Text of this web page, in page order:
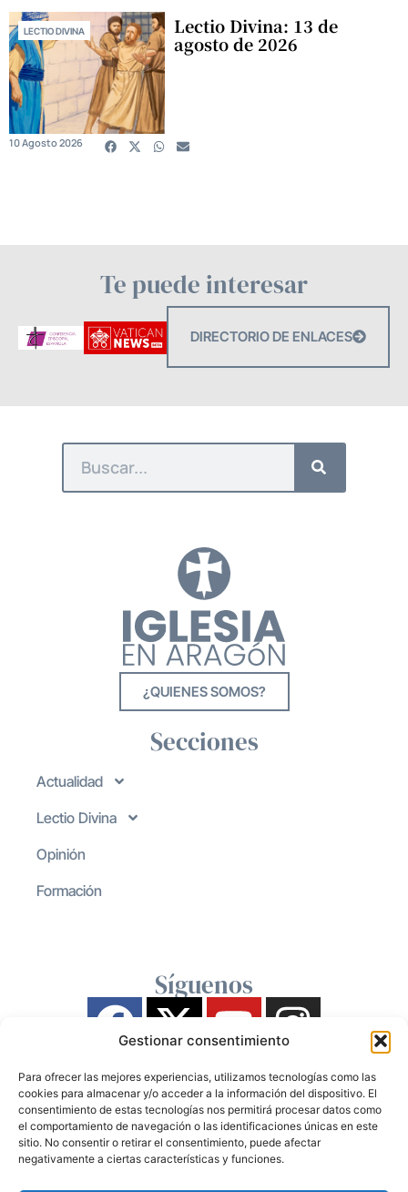
Gestionar consentimiento
Para ofrecer las mejores experiencias, utilizamos tecnologías como las
cookies para almacenar y/o acceder a la información del dispositivo. El
consentimiento de estas tecnologías nos permitirá procesar datos como
el comportamiento de navegación o las identificaciones únicas en este
sitio. No consentir o retirar el consentimiento, puede afectar
negativamente a ciertas características y funciones.
LECTIO DIVINA Lectio Divina: 13 de
agosto de 2026
10 Agosto 2026
Te puede interesar
DIRECTORIO DE ENLACES
¿QUIENES SOMOS?
Secciones
Actualidad
Lectio Divina
Opinión
Formación
Síguenos